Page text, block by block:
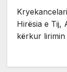
Hirësia e Tij,
kërkur